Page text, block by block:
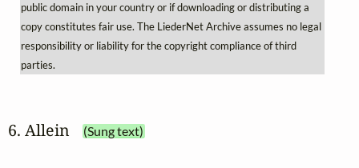
public domain in your country or if downloading or distributing a
copy constitutes fair use. The LiederNet Archive assumes no legal
responsibility or liability for the copyright compliance of third
parties.
6. Allein (Sung text)